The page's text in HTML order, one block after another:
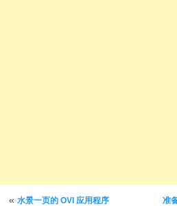
文章导航
«水景一页的 OVI 应用程序 准